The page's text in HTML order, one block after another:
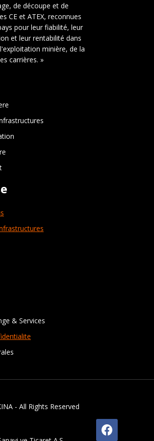
de découpe et de
CE et ATEX, reconnues
pour leur fiabilité, leur
et leur rentabilité dans
minière, de la
carrières. »
& Services
- All Rights Reserved